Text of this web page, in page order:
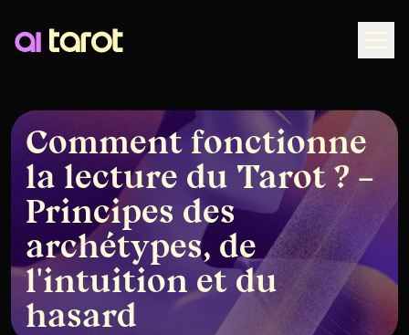
Comment fonctionne
la lecture du Tarot ? –
Principes des
archétypes, de
l'intuition et du
hasard